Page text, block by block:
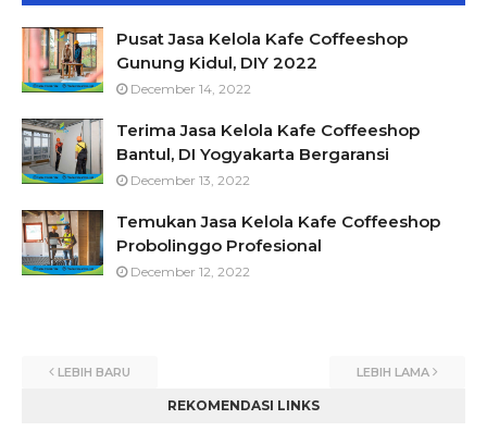
Pusat Jasa Kelola Kafe Coffeeshop
Gunung Kidul, DIY 2022
December 14, 2022
Terima Jasa Kelola Kafe Coffeeshop
Bantul, DI Yogyakarta Bergaransi
December 13, 2022
Temukan Jasa Kelola Kafe Coffeeshop
Probolinggo Profesional
December 12, 2022
LEBIH BARU LEBIH LAMA
REKOMENDASI LINKS